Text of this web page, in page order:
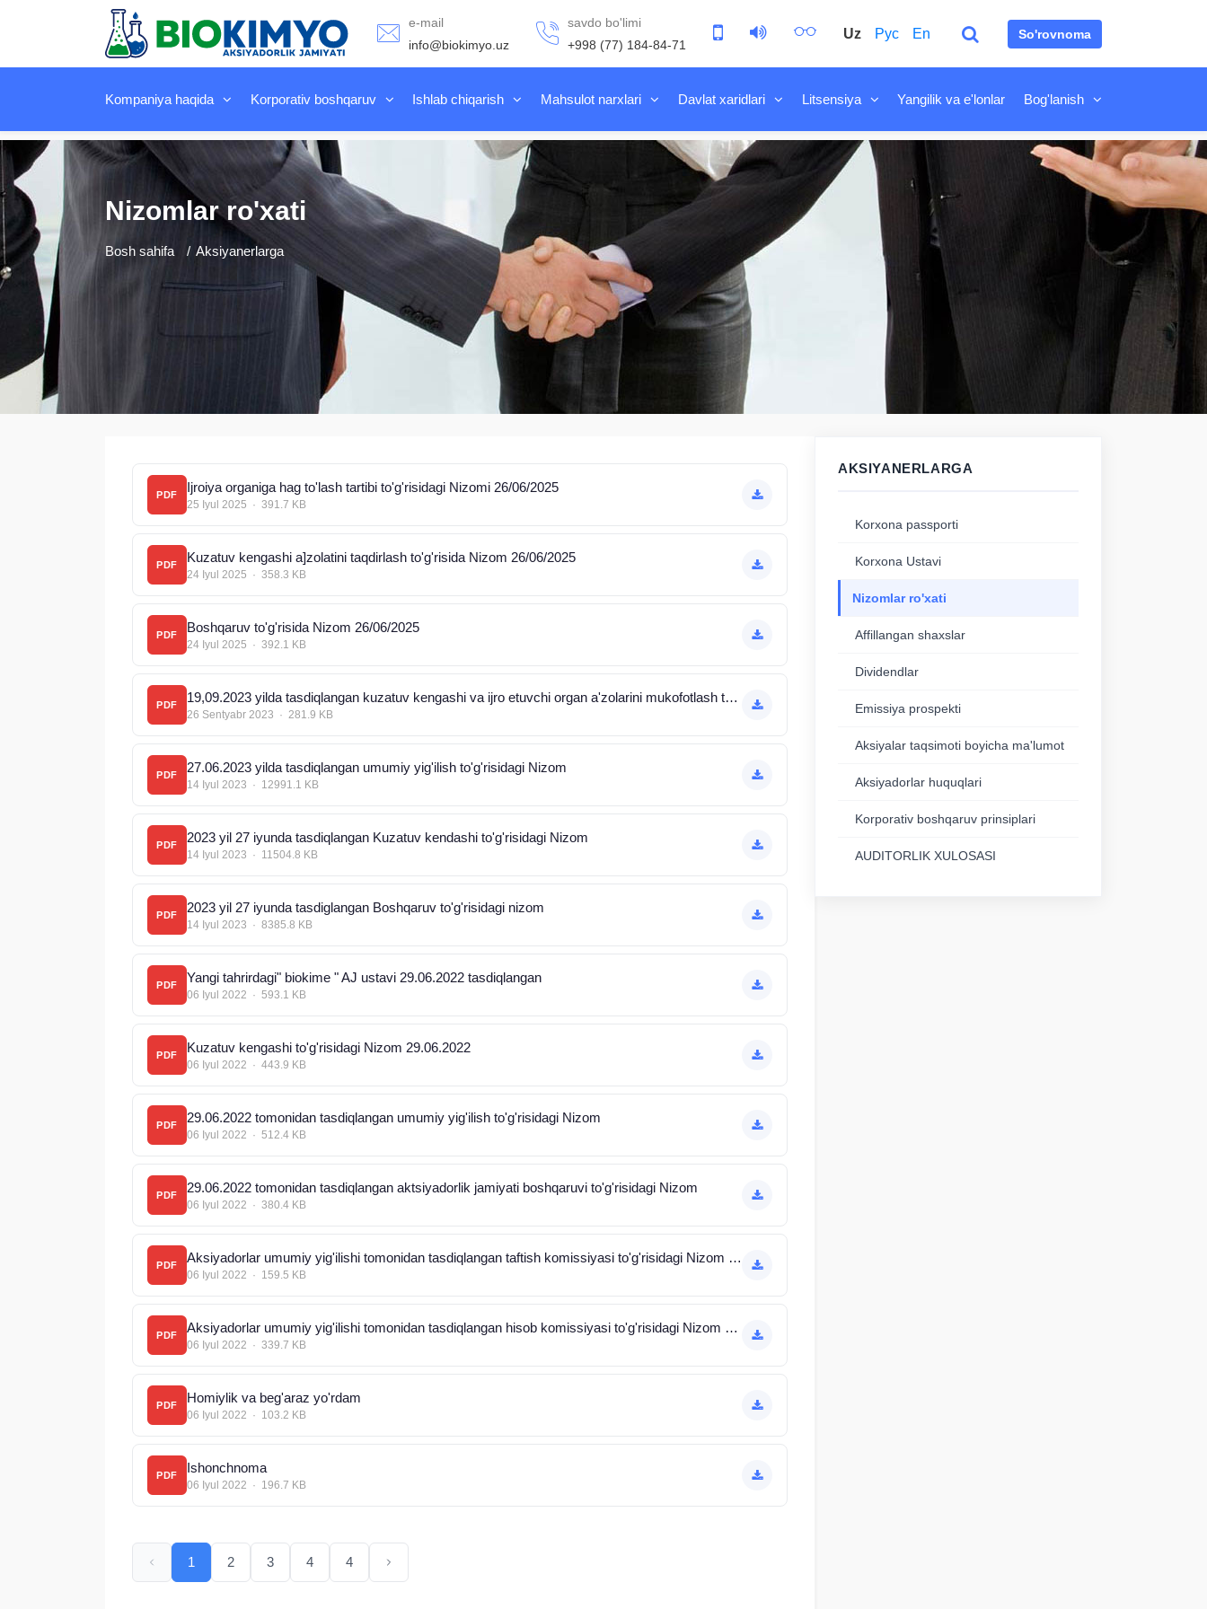
e-mail
info@biokimyo.uz
savdo bo'limi
+998 (77) 184-84-71
Uz Рус En So'rovnoma
Kompaniya haqida Korporativ boshqaruv Ishlab chiqarish Mahsulot narxlari Davlat xaridlari Litsensiya Yangilik va e'lonlar Bog'lanish
Nizomlar ro'xati
Bosh sahifa Aksiyanerlarga
PDF
Ijroiya organiga hag to'lash tartibi to'g'risidagi Nizomi 26/06/2025
25 Iyul 2025 · 391.7 KB
PDF
Kuzatuv kengashi a]zolatini taqdirlash to'g'risida Nizom 26/06/2025
24 Iyul 2025 · 358.3 KB
PDF
Boshqaruv to'g'risida Nizom 26/06/2025
24 Iyul 2025 · 392.1 KB
PDF
19,09.2023 yilda tasdiqlangan kuzatuv kengashi va ijro etuvchi organ a'zolarini mukofotlash to'g'risidagi Nizom
26 Sentyabr 2023 · 281.9 KB
PDF
27.06.2023 yilda tasdiqlangan umumiy yig'ilish to'g'risidagi Nizom
14 Iyul 2023 · 12991.1 KB
PDF
2023 yil 27 iyunda tasdiqlangan Kuzatuv kendashi to'g'risidagi Nizom
14 Iyul 2023 · 11504.8 KB
PDF
2023 yil 27 iyunda tasdiglangan Boshqaruv to'g'risidagi nizom
14 Iyul 2023 · 8385.8 KB
PDF
Yangi tahrirdagi" biokime " AJ ustavi 29.06.2022 tasdiqlangan
06 Iyul 2022 · 593.1 KB
PDF
Kuzatuv kengashi to'g'risidagi Nizom 29.06.2022
06 Iyul 2022 · 443.9 KB
PDF
29.06.2022 tomonidan tasdiqlangan umumiy yig'ilish to'g'risidagi Nizom
06 Iyul 2022 · 512.4 KB
PDF
29.06.2022 tomonidan tasdiqlangan aktsiyadorlik jamiyati boshqaruvi to'g'risidagi Nizom
06 Iyul 2022 · 380.4 KB
PDF
Aksiyadorlar umumiy yig'ilishi tomonidan tasdiqlangan taftish komissiyasi to'g'risidagi Nizom 29.06.2022
06 Iyul 2022 · 159.5 KB
PDF
Aksiyadorlar umumiy yig'ilishi tomonidan tasdiqlangan hisob komissiyasi to'g'risidagi Nizom 29.06.2022
06 Iyul 2022 · 339.7 KB
PDF
Homiylik va beg'araz yo'rdam
06 Iyul 2022 · 103.2 KB
PDF
Ishonchnoma
06 Iyul 2022 · 196.7 KB
1 2 3 4 4
AKSIYANERLARGA
Korxona passporti
Korxona Ustavi
Nizomlar ro'xati
Affillangan shaxslar
Dividendlar
Emissiya prospekti
Aksiyalar taqsimoti boyicha ma'lumot
Aksiyadorlar huquqlari
Korporativ boshqaruv prinsiplari
AUDITORLIK XULOSASI